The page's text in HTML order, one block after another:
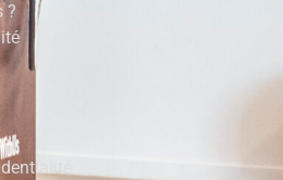
?